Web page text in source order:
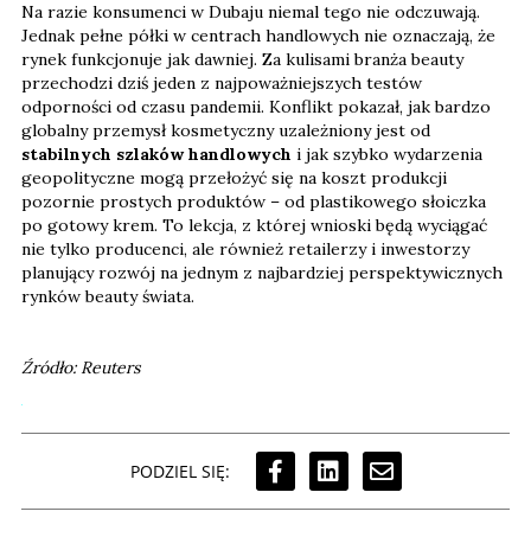
Na razie konsumenci w Dubaju niemal tego nie odczuwają.
Jednak pełne półki w centrach handlowych nie oznaczają, że
rynek funkcjonuje jak dawniej. Za kulisami branża beauty
przechodzi dziś jeden z najpoważniejszych testów
odporności od czasu pandemii. Konflikt pokazał, jak bardzo
globalny przemysł kosmetyczny uzależniony jest od
stabilnych szlaków handlowych i jak szybko wydarzenia
geopolityczne mogą przełożyć się na koszt produkcji
pozornie prostych produktów – od plastikowego słoiczka
po gotowy krem. To lekcja, z której wnioski będą wyciągać
nie tylko producenci, ale również retailerzy i inwestorzy
planujący rozwój na jednym z najbardziej perspektywicznych
rynków beauty świata.
Źródło: Reuters
PODZIEL SIĘ: